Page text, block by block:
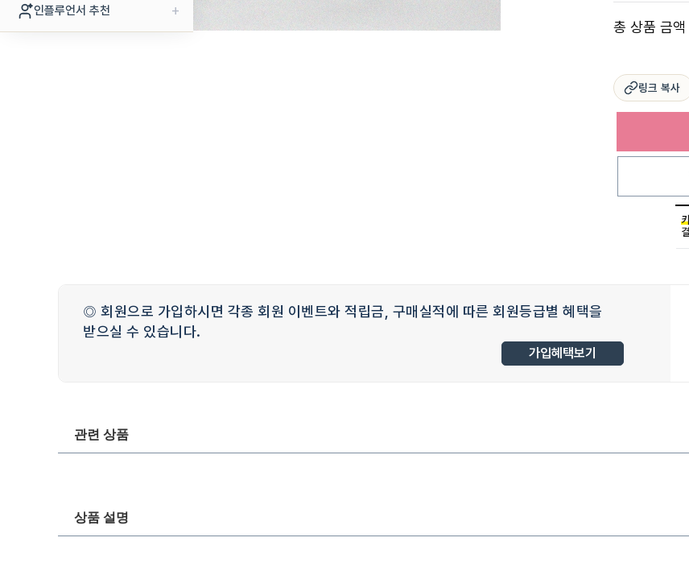
인플루언서 추천 +
총 상품 금액
링크 복사
◎ 회원으로 가입하시면 각종 회원 이벤트와 적립금, 구매실적에 따른 회원등급별 혜택을
받으실 수 있습니다.
가입혜택보기
관련 상품
상품 설명